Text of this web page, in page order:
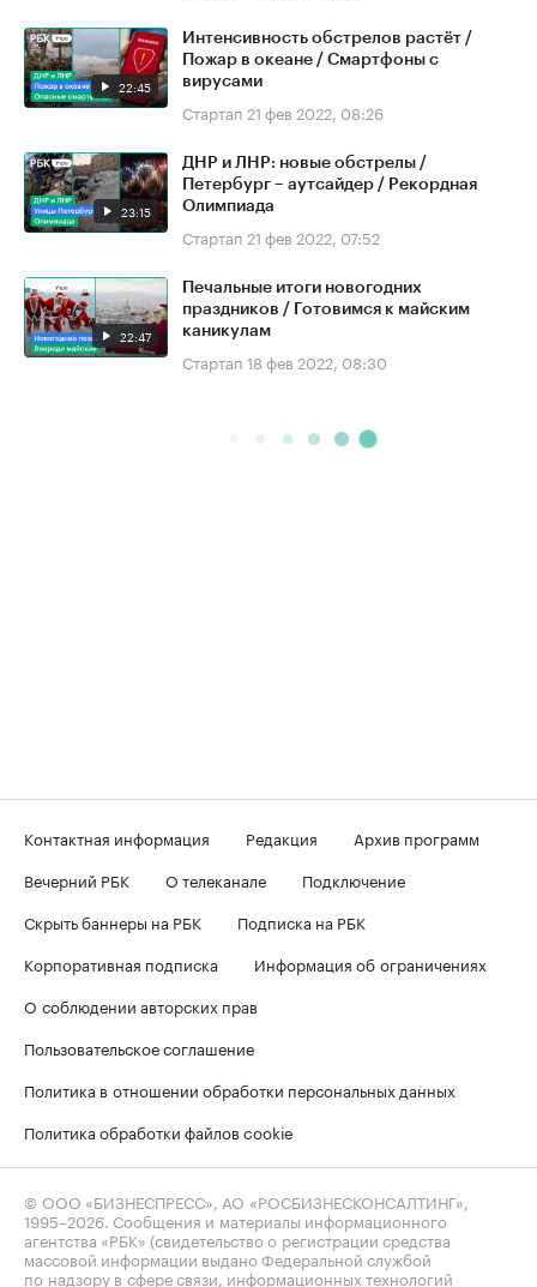
22:45
Интенсивность обстрелов растёт /
Пожар в океане / Смартфоны с
вирусами
Стартап 21 фев 2022, 08:26
23:15
ДНР и ЛНР: новые обстрелы /
Петербург – аутсайдер / Рекордная
Олимпиада
Стартап 21 фев 2022, 07:52
22:47
Печальные итоги новогодних
праздников / Готовимся к майским
каникулам
Стартап 18 фев 2022, 08:30
Контактная информация Редакция
Архив программ
Вечерний РБК
О телеканале
Подключение
Скрыть баннеры на РБК
Подписка на РБК
Корпоративная подписка
Информация об ограничениях
О соблюдении авторских прав
Пользовательское соглашение
Политика в отношении обработки персональных данных
Политика обработки файлов cookie
© ООО «БИЗНЕСПРЕСС», АО «РОСБИЗНЕСКОНСАЛТИНГ»,
1995–2026 . Сообщения и материалы информационного
агентства «РБК» (свидетельство о регистрации средства
массовой информации выдано Федеральной службой
по надзору в сфере связи, информационных технологий